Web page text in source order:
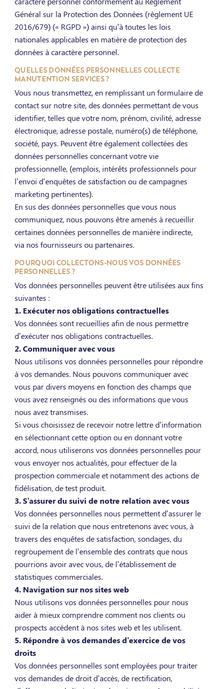
Général sur la Protection des Données (règlement UE
2016/679) (« RGPD ») ainsi qu’à toutes les lois
nationales applicables en matière de protection des
données à caractère personnel.
QUELLES DONNÉES PERSONNELLES COLLECTE
MANUTENTION SERVICES ?
Vous nous transmettez, en remplissant un formulaire de
contact sur notre site, des données permettant de vous
identifier, telles que votre nom, prénom, civilité, adresse
électronique, adresse postale, numéro(s) de téléphone,
société, pays. Peuvent être également collectées des
données personnelles concernant votre vie
professionnelle, (emplois, intérêts professionnels pour
l’envoi d’enquêtes de satisfaction ou de campagnes
marketing pertinentes).
En sus des données personnelles que vous nous
communiquez, nous pouvons être amenés à recueillir
certaines données personnelles de manière indirecte,
via nos fournisseurs ou partenaires.
POURQUOI COLLECTONS-NOUS VOS DONNÉES
PERSONNELLES ?
Vos données personnelles peuvent être utilisées aux fins
suivantes :
1. Exécuter nos obligations contractuelles
Vos données sont recueillies afin de nous permettre
d’exécuter nos obligations contractuelles.
2. Communiquer avec vous
Nous utilisons vos données personnelles pour répondre
à vos demandes. Nous pouvons communiquer avec
vous par divers moyens en fonction des champs que
vous avez renseignés ou des informations que vous
nous avez transmises.
Si vous choisissez de recevoir notre lettre d’information
en sélectionnant cette option ou en donnant votre
accord, nous utiliserons vos données personnelles pour
vous envoyer nos actualités, pour effectuer de la
prospection commerciale et notamment des actions de
fidélisation, de test produit.
3. S’assurer du suivi de notre relation avec vous
Vos données personnelles nous permettent d’assurer le
suivi de la relation que nous entretenons avec vous, à
travers des enquêtes de satisfaction, sondages, du
regroupement de l’ensemble des contrats que nous
pourrions avoir avec vous, de l’établissement de
statistiques commerciales.
4. Navigation sur nos sites web
Nous utilisons vos données personnelles pour nous
aider à mieux comprendre comment nos clients ou
prospects accèdent à nos sites web et les utilisent.
5. Répondre à vos demandes d’exercice de vos
droits
Vos données personnelles sont employées pour traiter
vos demandes de droit d’accès, de rectification,